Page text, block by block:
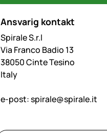
Ansvarig kontakt
Spirale S.r.l
Via Franco Badio 13
38050 Cinte Tesino
Italy
e-post:spirale@spirale.it